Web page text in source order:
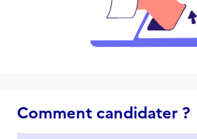
Comment candidater ?